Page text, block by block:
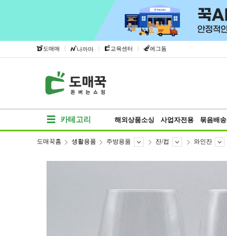
도매매 | 나까마 | 교육센터 | 에그돔
카테고리 해외상품소싱 사업자전용 묶음배송
도매꾹홈 생활용품 주방용품 잔/컵 와인잔